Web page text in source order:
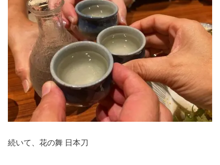
続いて、花の舞 日本刀